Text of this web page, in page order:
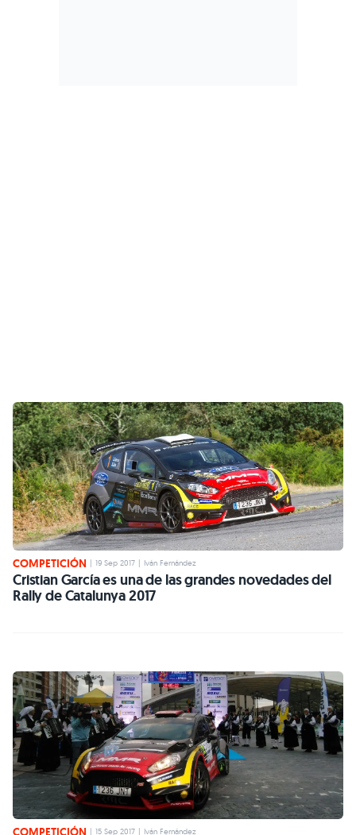
COMPETICIÓN 19 Sep 2017 Iván Fernández
Cristian García es una de las grandes novedades del
Rally de Catalunya 2017
COMPETICIÓN 15 Sep 2017 Iván Fernández